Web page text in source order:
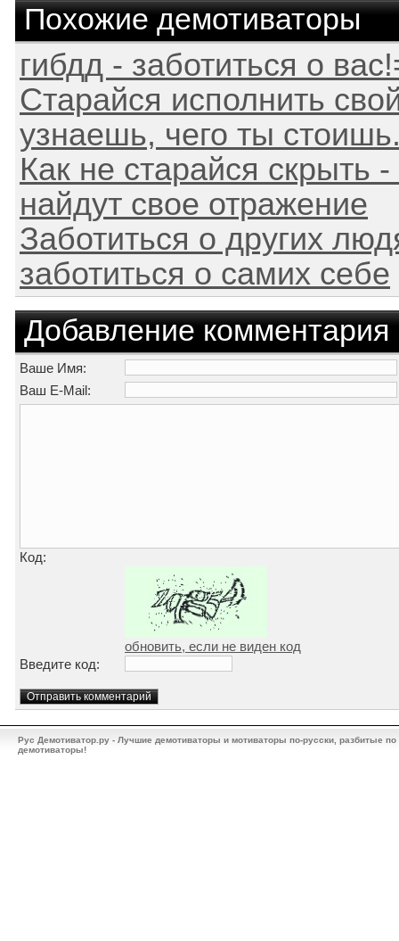
Похожие демотиваторы
гибдд - заботиться о
Старайся исполнить
узнаешь, чего ты
Как не старайся скрыть
найдут свое отражение
Заботиться о других
заботиться о самих себе
Добавление комментария
Ваше Имя:
Ваш E-Mail:
Код:
обновить, если не виден код
Введите код:
Рус Демотиватор.ру - Лучшие демотиваторы и мотиваторы по-русски, разбитые
демотиваторы!